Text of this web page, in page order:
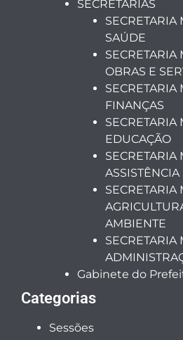
SECRETARIAS
SECRETARIA
SAÚDE
SECRETARIA
OBRAS E
SECRETARIA
FINANÇAS
SECRETARIA
EDUCAÇÃO
SECRETARIA
ASSISTÊNCIA
SECRETARIA
AMBIENTE
SECRETARIA
Gabinete do
Categorias
Sessões